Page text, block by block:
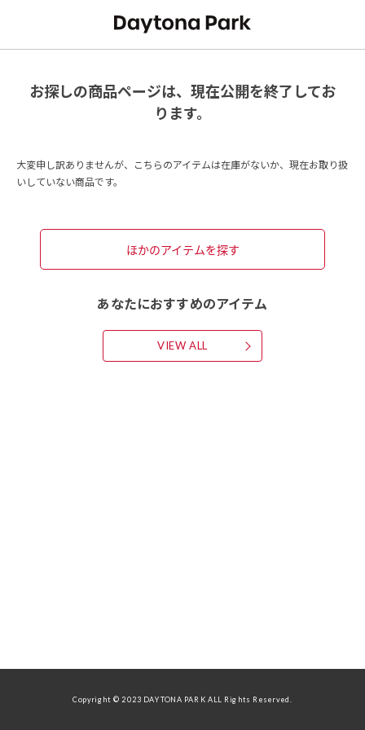
お探しの商品ページは、現在公開を終了してお
ります。
大変申し訳ありませんが、こちらのアイテムは在庫がないか、現在お取り扱
いしていない商品です。
ほかのアイテムを探す
あなたにおすすめのアイテム
VIEW ALL
Copyright © 2023 DAYTONA PARK ALL Rights Reserved.